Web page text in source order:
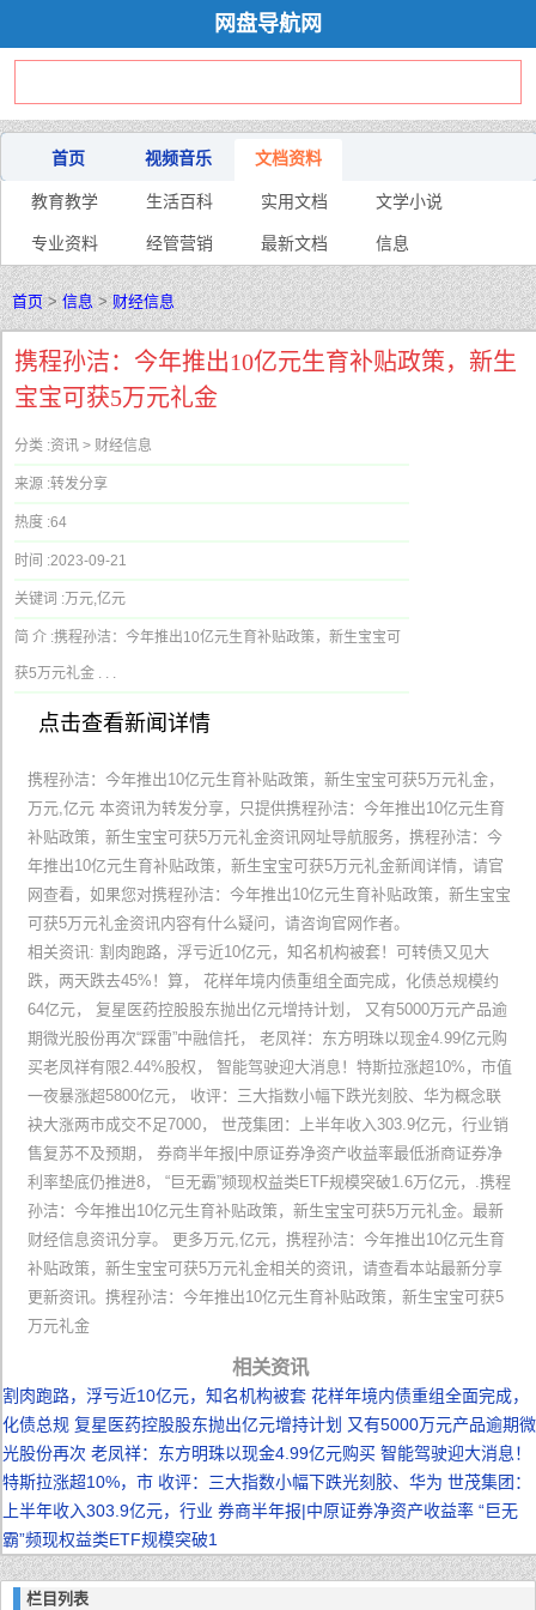
网盘导航网
首页 视频音乐 文档资料
教育教学 生活百科 实用文档 文学小说
专业资料 经管营销 最新文档 信息
首页>信息>财经信息
携程孙洁：今年推出10亿元生育补贴政策，新生
宝宝可获5万元礼金
分类 :资讯 > 财经信息
来源 :转发分享
热度 :64
时间 :2023-09-21
关键词 :万元,亿元
简 介 :携程孙洁：今年推出10亿元生育补贴政策，新生宝宝可
获5万元礼金 . . .
点击查看新闻详情
携程孙洁：今年推出10亿元生育补贴政策，新生宝宝可获5万元礼金，
万元,亿元 本资讯为转发分享，只提供携程孙洁：今年推出10亿元生育
补贴政策，新生宝宝可获5万元礼金资讯网址导航服务，携程孙洁：今
年推出10亿元生育补贴政策，新生宝宝可获5万元礼金新闻详情，请官
网查看，如果您对携程孙洁：今年推出10亿元生育补贴政策，新生宝宝
可获5万元礼金资讯内容有什么疑问，请咨询官网作者。
相关资讯: 割肉跑路，浮亏近10亿元，知名机构被套！可转债又见大
跌，两天跌去45%！算， 花样年境内债重组全面完成，化债总规模约
64亿元， 复星医药控股股东抛出亿元增持计划， 又有5000万元产品逾
期微光股份再次“踩雷”中融信托， 老凤祥：东方明珠以现金4.99亿元购
买老凤祥有限2.44%股权， 智能驾驶迎大消息！特斯拉涨超10%，市值
一夜暴涨超5800亿元， 收评：三大指数小幅下跌光刻胶、华为概念联
袂大涨两市成交不足7000， 世茂集团：上半年收入303.9亿元，行业销
售复苏不及预期， 券商半年报|中原证券净资产收益率最低浙商证券净
利率垫底仍推进8， “巨无霸”频现权益类ETF规模突破1.6万亿元，.携程
孙洁：今年推出10亿元生育补贴政策，新生宝宝可获5万元礼金。最新
财经信息资讯分享。 更多万元,亿元，携程孙洁：今年推出10亿元生育
补贴政策，新生宝宝可获5万元礼金相关的资讯，请查看本站最新分享
更新资讯。携程孙洁：今年推出10亿元生育补贴政策，新生宝宝可获5
万元礼金
相关资讯
割肉跑路，浮亏近10亿元，知名机构被套 花样年境内债重组全面完成，
化债总规 复星医药控股股东抛出亿元增持计划 又有5000万元产品逾期微
光股份再次 老凤祥：东方明珠以现金4.99亿元购买 智能驾驶迎大消息！
特斯拉涨超10%，市 收评：三大指数小幅下跌光刻胶、华为 世茂集团：
上半年收入303.9亿元，行业 券商半年报|中原证券净资产收益率 “巨无
霸”频现权益类ETF规模突破1
栏目列表